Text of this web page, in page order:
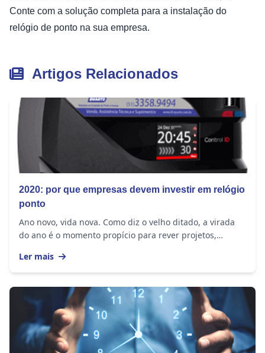
Conte com a solução completa para a instalação do
relógio de ponto na sua empresa.
Artigos Relacionados
2020: por que empresas devem investir em relógio
ponto
Ano novo, vida nova. Como diz o velho ditado, a virada
do ano é o momento propício para rever projetos,
Ler mais